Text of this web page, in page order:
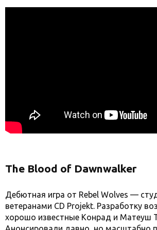
The Blood of Dawnwalker
Дебютная игра от Rebel Wolves —
ветеранами CD Projekt. Разработку
хорошо известные Конрад и Матеуш